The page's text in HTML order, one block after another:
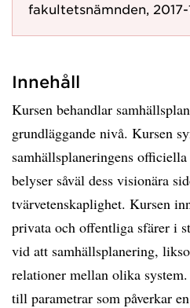
fakultetsnämnden, 2017-
Innehåll
Kursen behandlar
grundläggande nivå. Kursen
samhällsplaneringens
belyser såväl dess visionära
tvärvetenskaplighet. Kursen
privata och offentliga sfärer i
vid att samhällsplanering,
relationer mellan olika
till parametrar som påverkar